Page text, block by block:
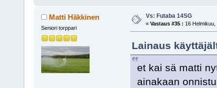
Matti Häkkinen
Seniori torppari
Vs: Futaba 14SG
« Vastaus #35 : 16 Helmikuu,
Lainaus
et kai sä matti
ainakaan